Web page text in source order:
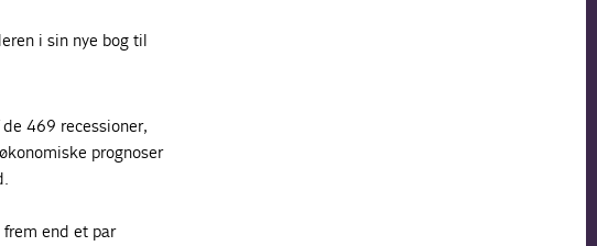
i sin nye bog til
469 recessioner,
prognoser
end et par